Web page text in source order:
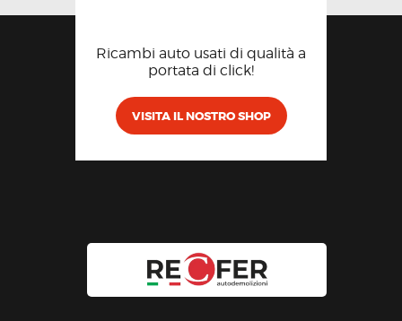
Ricambi auto usati di qualità a
portata di click!
VISITA IL NOSTRO SHOP